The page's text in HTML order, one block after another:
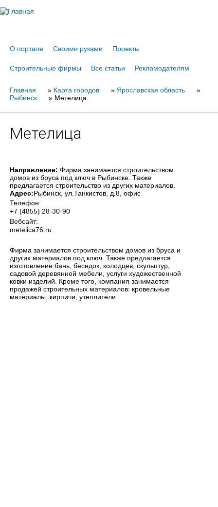
О портале Своими руками Проекты
Строительные фирмы Все статьи Рекламодателям
Вы
Главная » Карта городов » Ярославская область
»
Рыбинск
» Метелица
Метелица
Направление: Фирма занимается строительством
домов из бруса под ключ в Рыбинске. Также
предлагается строительство из других материалов.
Адрес:Рыбинск , ул.Танкистов, д.8, офис
Телефон:
+7 (4855) 28-30-90
Вебсайт:
metelica76.ru
Фирма занимается строительством домов из бруса и
других материалов под ключ. Также предлагается
изготовление бань, беседок, колодцев, скульптур,
садовой деревянной мебели, услуги художественной
ковки изделий. Кроме того, компания занимается
продажей строительных материалов: кровельные
материалы, кирпичи, утеплители.